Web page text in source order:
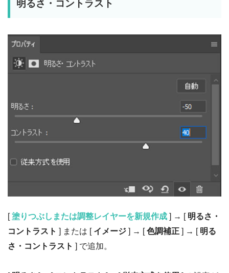
明るさ・コントラスト
[塗りつぶしまたは調整レイヤーを新規作成 ] → [ 明るさ・
コントラスト ] または [ イメージ ] → [色調補正 ] → [ 明る
さ・コントラスト ] で追加。